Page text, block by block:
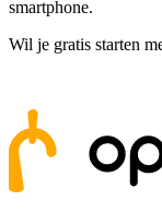
smartphone.
Wil je gratis starten